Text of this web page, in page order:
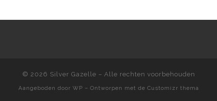
© 2026 Silver Gazelle – Alle rechten voorbehouden
Aangeboden door WP – Ontworpen met de Customizr thema